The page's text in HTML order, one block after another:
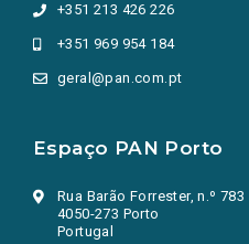
+351 213 426 226
+351 969 954 184
geral@pan.com.pt
Espaço PAN Porto
Rua Barão Forrester, n.º 783
4050-273 Porto
Portugal